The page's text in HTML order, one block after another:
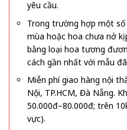
yêu cầu.
Trong trường hợp một
mùa hoặc hoa chưa nở
bằng loại hoa tương
cách gần nhất với mẫu
Miễn phí giao hàng nội
Nội, TP.HCM, Đà Nẵng.
50.000đ–80.000đ; trên
vực).